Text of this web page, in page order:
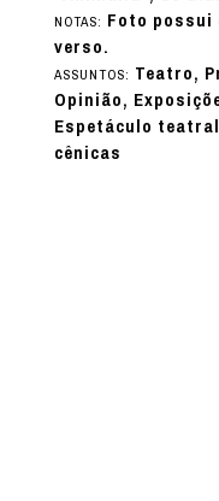
NOTAS: Foto
verso.
ASSUNTOS: Teatro,
Opinião,
Espetáculo
cênicas